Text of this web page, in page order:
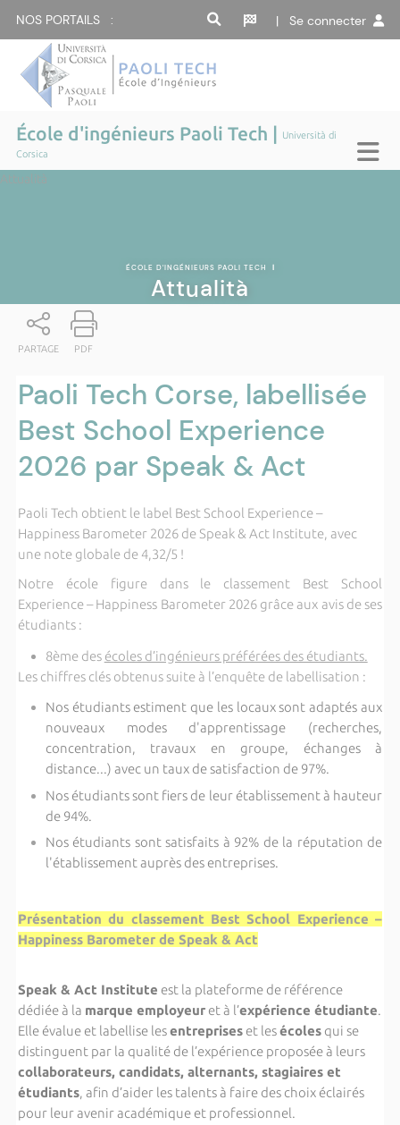
NOS PORTAILS : | Se connecter
École d'ingénieurs Paoli Tech |
Università di
Corsica
Attualità
ÉCOLE D'INGÉNIEURS PAOLI TECH |
Attualità
PARTAGE PDF
Paoli Tech Corse, labellisée
Best School Experience
2026 par Speak & Act
Paoli Tech obtient le label Best School Experience –
Happiness Barometer 2026 de Speak & Act Institute, avec
une note globale de 4,32/5 !
Notre école figure dans le classement Best School
Experience – Happiness Barometer 2026 grâce aux avis de ses
étudiants :
8ème des écoles d’ingénieurs préférées des étudiants.
Les chiffres clés obtenus suite à l’enquête de labellisation :
Nos étudiants estiment que les locaux sont adaptés aux
nouveaux modes d'apprentissage (recherches,
concentration, travaux en groupe, échanges à
distance...) avec un taux de satisfaction de 97%.
Nos étudiants sont fiers de leur établissement à hauteur
de 94%.
Nos étudiants sont satisfaits à 92% de la réputation de
l'établissement auprès des entreprises.
Présentation du classement Best School Experience –
Happiness Barometer de Speak & Act
Speak & Act Institute est la plateforme de référence
dédiée à la marque employeuret à l’expérience étudiante.
Elle évalue et labellise lesentrepriseset lesécolesqui se
distinguent par la qualité de l’expérience proposée à leurs
collaborateurs, candidats, alternants, stagiaires et
étudiants, afin d’aider les talents à faire des choix éclairés
pour leur avenir académique et professionnel.